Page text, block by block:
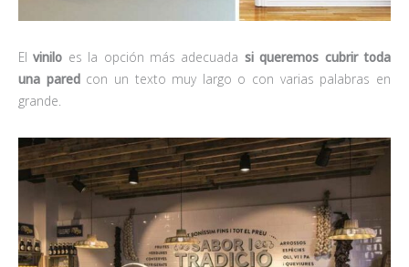
Elvinilo es la opción más adecuada si queremos cubrir toda
una paredcon un texto muy largo o con varias palabras en
grande.